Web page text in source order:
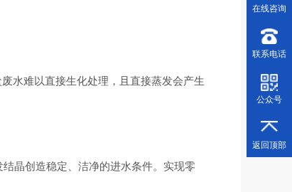
水难以直接生化处理，且直接蒸发会产生
晶创造稳定、洁净的进水条件。实现零
在线咨询
联系电话
公众号
返回顶部